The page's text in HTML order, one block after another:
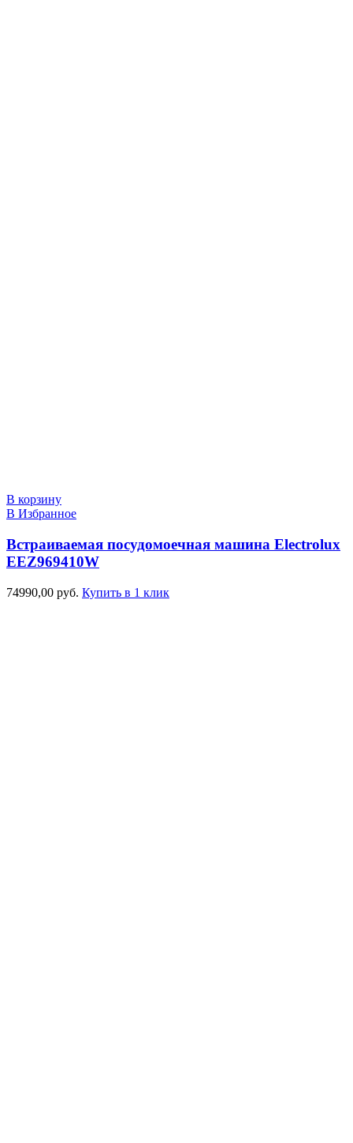
В корзину
В Избранное
Встраиваемая посудомоечная машина Electrolux
EEZ969410W
74990,00 руб. Купить в 1 клик